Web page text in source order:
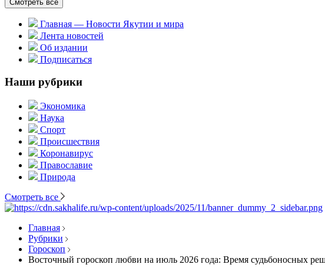
Смотреть все
Главная — Новости Якутии и мира
Лента новостей
Об издании
Подписаться
Наши рубрики
Экономика
Наука
Спорт
Происшествия
Коронавирус
Православие
Природа
Смотреть все
Главная
Рубрики
Гороскоп
Восточный гороскоп любви на июль 2026 года: Время судьбоносных